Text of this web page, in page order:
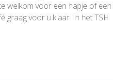
welkom voor een hapje of een
graag voor u klaar. In het TSH